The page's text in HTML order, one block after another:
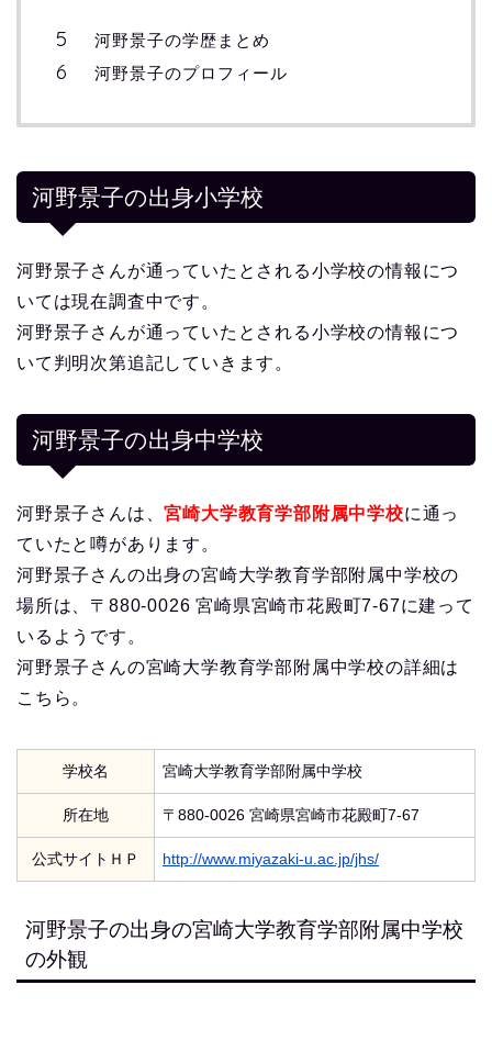
河野景子の学歴まとめ
河野景子のプロフィール
河野景子の出身小学校
河野景子さんが通っていたとされる小学校の情報につ
いては現在調査中です。
河野景子さんが通っていたとされる小学校の情報につ
いて判明次第追記していきます。
河野景子の出身中学校
河野景子さんは、宮崎大学教育学部附属中学校に通っ
ていたと噂があります。
河野景子さんの出身の宮崎大学教育学部附属中学校の
場所は、〒880-0026 宮崎県宮崎市花殿町7-67に建って
いるようです。
河野景子さんの宮崎大学教育学部附属中学校の詳細は
こちら。
学校名 宮崎大学教育学部附属中学校
所在地 〒880-0026 宮崎県宮崎市花殿町7-67
公式サイトＨＰ http://www.miyazaki-u.ac.jp/jhs/
河野景子の出身の宮崎大学教育学部附属中学校
の外観